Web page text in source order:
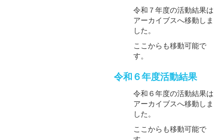
令和７年度の活動結果は
アーカイブスへ移動しま
した。
ここからも移動可能で
す。
令和６年度活動結果
令和６年度の活動結果は
アーカイブスへ移動しま
した。
ここからも移動可能で